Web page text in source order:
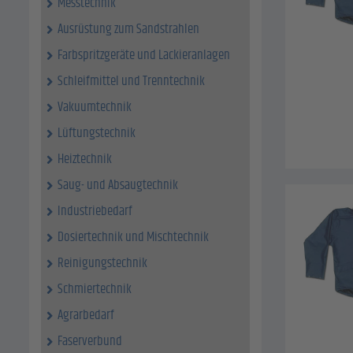
Ausrüstung zum Sandstrahlen
Farbspritzgeräte und Lackieranlagen
Schleifmittel und Trenntechnik
Vakuumtechnik
Lüftungstechnik
Heiztechnik
Saug- und Absaugtechnik
Industriebedarf
Dosiertechnik und Mischtechnik
Reinigungstechnik
Schmiertechnik
Agrarbedarf
Faserverbund